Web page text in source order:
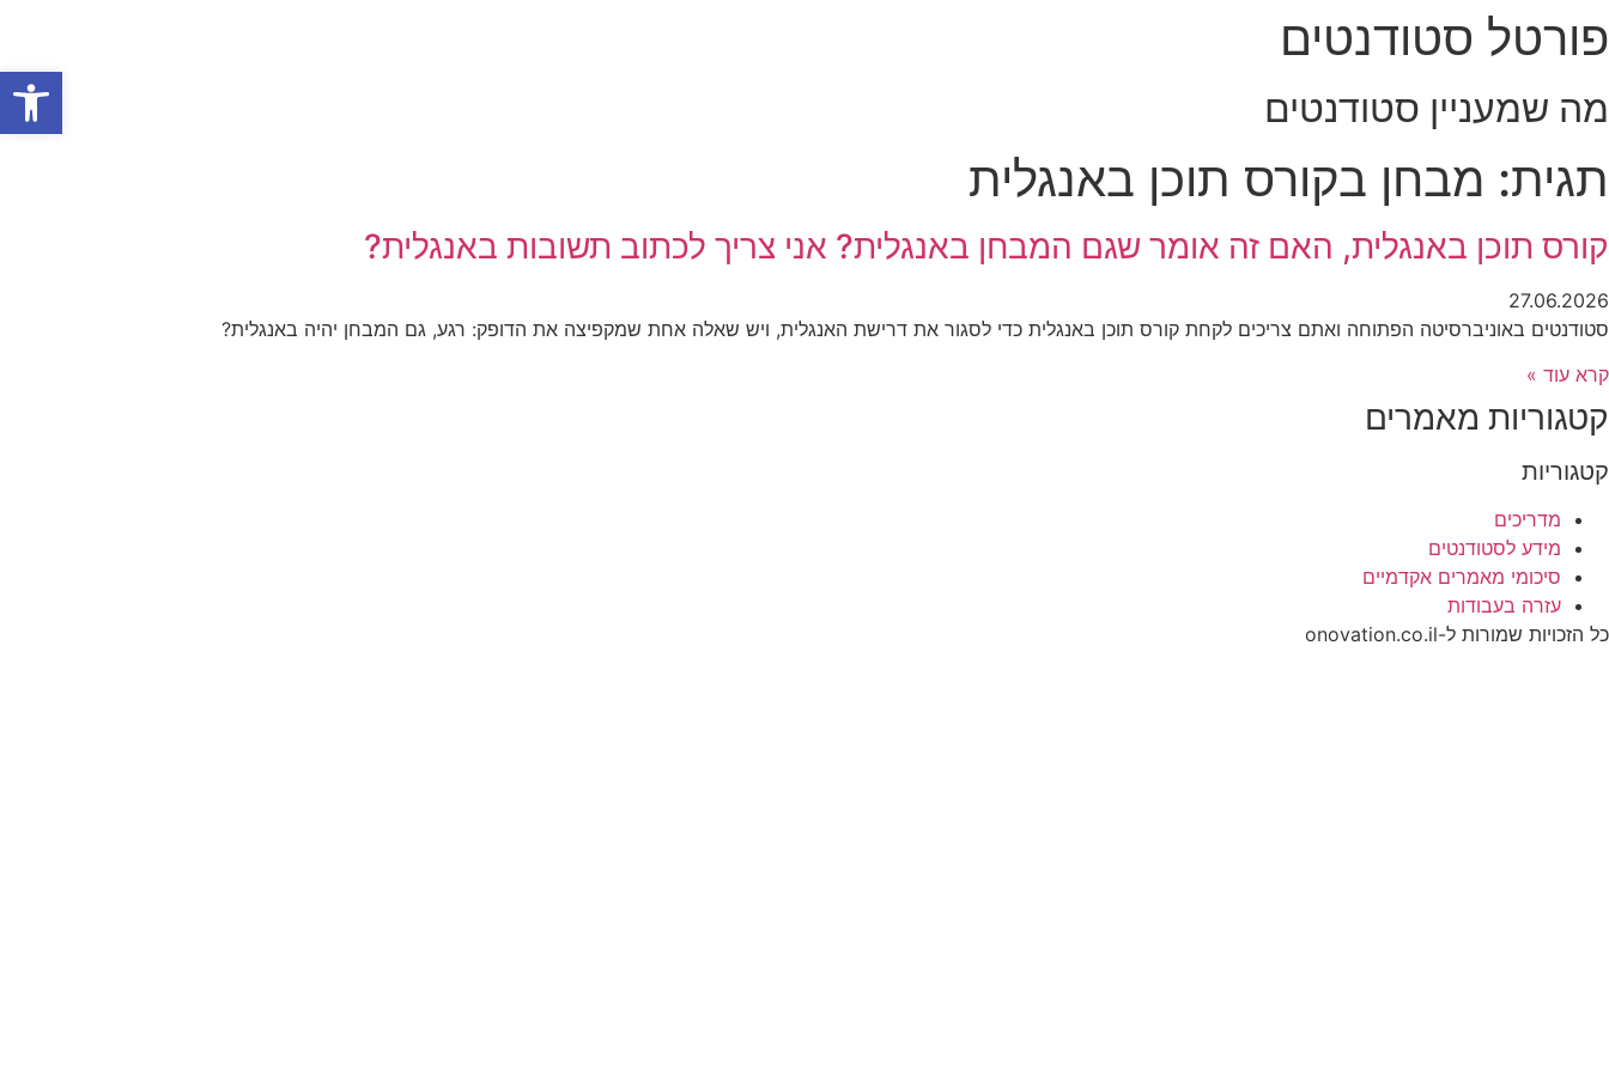
דלג
לתוכן
פורטל סטודנטים
מה שמעניין סטודנטים
תגית: מבחן בקורס תוכן באנגלית
קורס תוכן באנגלית, האם זה אומר שגם המבחן באנגלית? אני צריך לכתוב תשובות באנגלית?
27.06.2026
סטודנטים באוניברסיטה הפתוחה ואתם צריכים לקחת קורס תוכן באנגלית כדי לסגור את דרישת האנגלית, ויש שאלה אחת שמקפיצה את הדופק: רגע, גם המבחן יהיה באנגלית?
קרא עוד »
קטגוריות מאמרים
קטגוריות
מדריכים
מידע לסטודנטים
סיכומי מאמרים אקדמיים
עזרה בעבודות
כל הזכויות שמורות ל-onovation.co.il
פתח